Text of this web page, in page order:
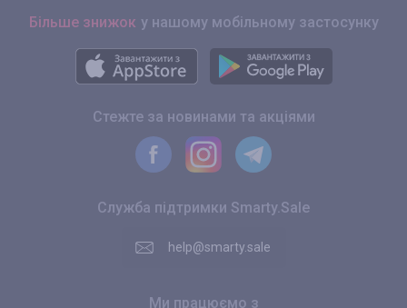
Більше знижок у нашому мобільному застосунку
Стежте за новинами та акціями
Служба підтримки Smarty.Sale
help@smarty.sale
Ми працюємо з